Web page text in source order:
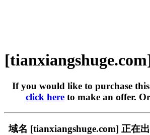
If you would like to purchase
click here to make an offer. Or
域名 [tianxiangshuge.com] 正在